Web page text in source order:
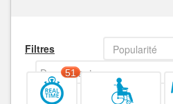
Filtres
Popularité
Decroissant
51